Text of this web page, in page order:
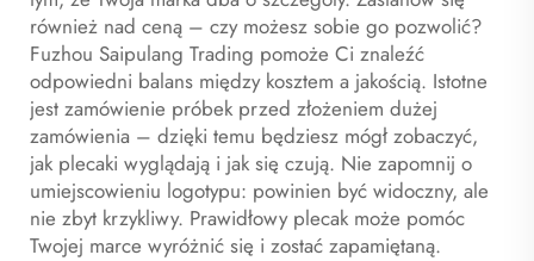
również nad ceną – czy możesz sobie go pozwolić?
Fuzhou Saipulang Trading pomoże Ci znaleźć
odpowiedni balans między kosztem a jakością. Istotne
jest zamówienie próbek przed złożeniem dużej
zamówienia – dzięki temu będziesz mógł zobaczyć,
jak plecaki wyglądają i jak się czują. Nie zapomnij o
umiejscowieniu logotypu: powinien być widoczny, ale
nie zbyt krzykliwy. Prawidłowy plecak może pomóc
Twojej marce wyróżnić się i zostać zapamiętaną.